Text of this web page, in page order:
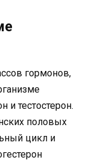
гормонов,
и тестостерон.
половых
цикл и